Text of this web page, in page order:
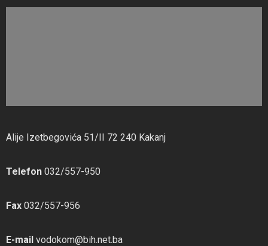
Alije Izetbegovića 51/II 72 240 Kakanj
Telefon 032/557-950
Fax 032/557-956
E-mail vodokom@bih.net.ba